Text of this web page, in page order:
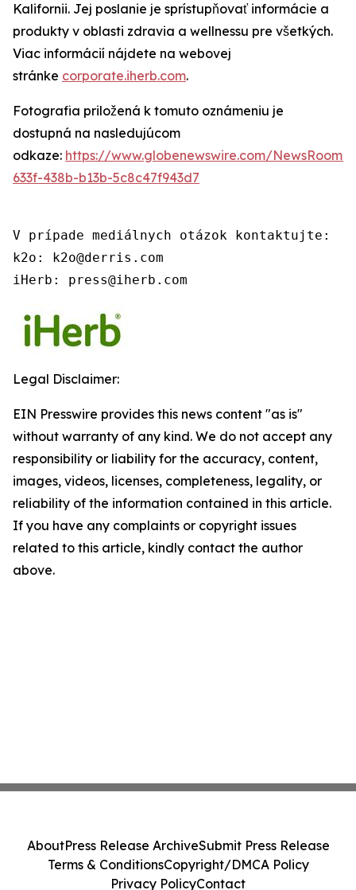
Kalifornii. Jej poslanie je sprístupňovať informácie a
produkty v oblasti zdravia a wellnessu pre všetkých.
Viac informácií nájdete na webovej
stránke corporate.iherb.com.
Fotografia priložená k tomuto oznámeniu je
dostupná na nasledujúcom
odkaze: https://www.globenewswire.com/
633f-438b-b13b-5c8c47f943d7
V prípade mediálnych otázok kontaktujte:
k2o: k2o@derris.com
iHerb: press@iherb.com
Legal Disclaimer:
EIN Presswire provides this news content "as is"
without warranty of any kind. We do not accept any
responsibility or liability for the accuracy, content,
images, videos, licenses, completeness, legality, or
reliability of the information contained in this article.
If you have any complaints or copyright issues
related to this article, kindly contact the author
above.
AboutPress Release ArchiveSubmit Press Release
Terms & ConditionsCopyright/DMCA Policy
Privacy PolicyContact